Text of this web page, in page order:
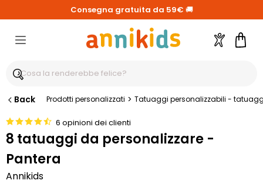
Consegna gratuita da 59€ 🚚
Account
Back Prodotti personalizzati > Tatuaggi personalizzabili -
6 opinioni dei clienti
8 tatuaggi da personalizzare -
Pantera
Annikids